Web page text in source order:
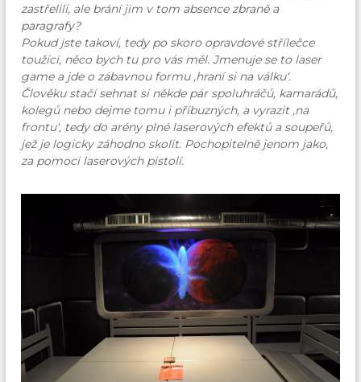
zastřelili, ale brání jim v tom absence zbraně a
paragrafy?
Pokud jste takoví, tedy po skoro opravdové střílečce
toužící, něco bych tu pro vás měl. Jmenuje se to laser
game a jde o zábavnou formu ‚hraní si na válku‘.
Člověku stačí sehnat si někde pár spoluhráčů, kamarádů,
kolegů nebo dejme tomu i příbuzných, a vyrazit ‚na
frontu‘, tedy do arény plné laserových efektů a soupeřů,
jež je logicky záhodno skolit. Pochopitelně jenom jako,
za pomoci laserových pistolí.